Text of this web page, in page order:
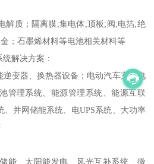
解质；隔离膜;集电体;顶板;阀;电箔;绝
；石墨烯材料等电池相关材料等
解决方案：
逆变器、换热器设备；电动汽车充换电
管理系统、能源管理系统、能源互联
、并网储能系统、电UPS系统、大功率
能、太阳能发电、风光互补系统、微